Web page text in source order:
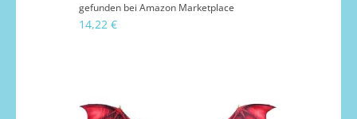
gefunden bei Amazon Marketplace
14,22 €